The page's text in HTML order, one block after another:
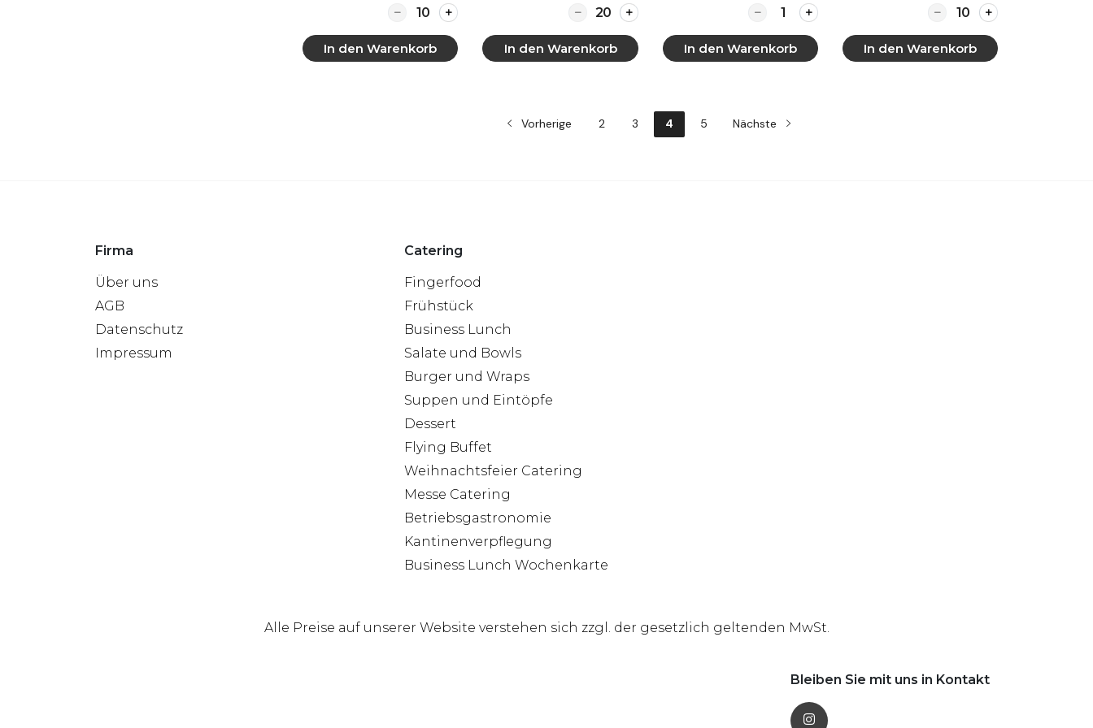
Quantity for Antipasti-Grillgemüse-Spieß mit Dip
In den Warenkorb
Quantity for Fingerfood-Buffet „Winter Bites“
In den Warenkorb
Quantity for Antipasti-Platte
In den Warenkorb
Quantity for Käse-
In den Warenkorb
Vorherige 2 3 4 5 Nächste
Firma
Über uns
AGB
Datenschutz
Impressum
Catering
Fingerfood
Frühstück
Business Lunch
Salate und Bowls
Burger und Wraps
Suppen und Eintöpfe
Dessert
Flying Buffet
Weihnachtsfeier Catering
Messe Catering
Betriebsgastronomie
Kantinenverpflegung
Business Lunch Wochenkarte
Alle Preise auf unserer Website verstehen sich zzgl. der gesetzlich geltenden MwSt.
Bleiben Sie mit uns in Kontakt